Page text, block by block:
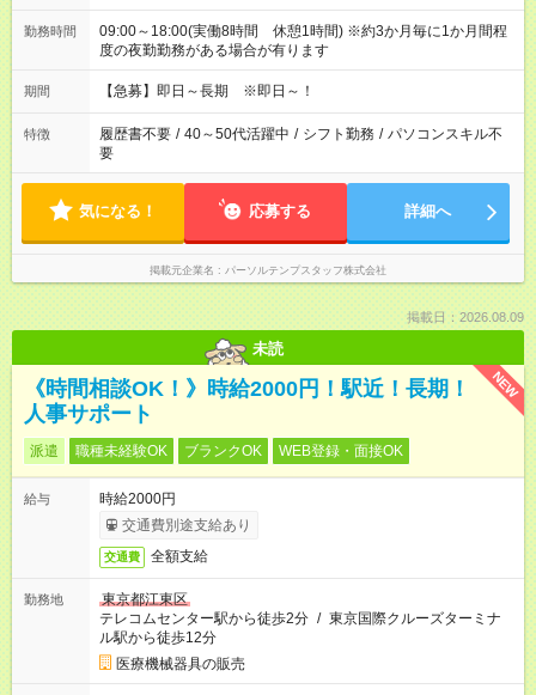
勤務時間
09:00～18:00(実働8時間 休憩1時間) ※約3か月毎に1か月間程
度の夜勤勤務がある場合が有ります
期間 【急募】即日～長期 ※即日～！
特徴 履歴書不要 / 40～50代活躍中 / シフト勤務 / パソコンスキル不
要
気になる！ 応募する 詳細へ
掲載元企業名 パーソルテンプスタッフ株式会社
掲載日：2026.08.09
未読
NEW
《時間相談OK！》時給2000円！駅近！長期！
人事サポート
派遣 職種未経験OK ブランクOK WEB登録・面接OK
給与
時給2000円
交通費別途支給あり
交通費 全額支給
勤務地
東京都江東区
テレコムセンター駅から徒歩2分 / 東京国際クルーズターミナ
ル駅から徒歩12分
医療機械器具の販売